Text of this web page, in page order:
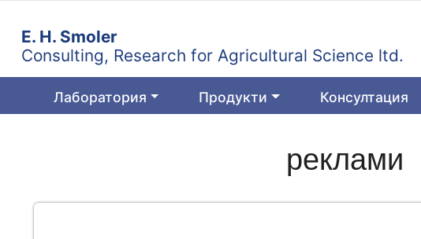
E. H. Smoler
Consulting, Research for Agricultural Science ltd.
Лаборатория Продукти Консултация
реклами